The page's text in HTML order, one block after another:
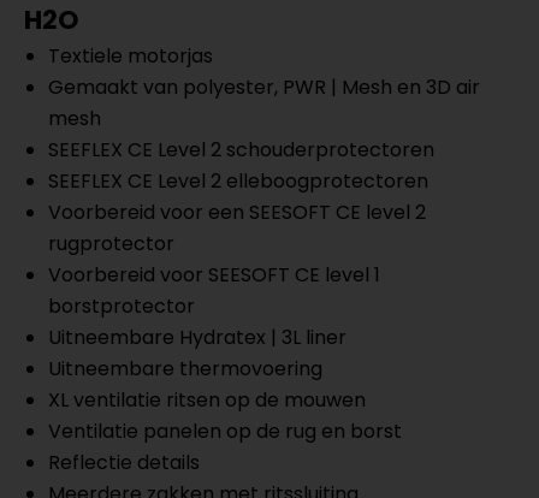
H2O
Textiele motorjas
Gemaakt van polyester, PWR | Mesh en 3D air
mesh
SEEFLEX CE Level 2 schouderprotectoren
SEEFLEX CE Level 2 elleboogprotectoren
Voorbereid voor een SEESOFT CE level 2
rugprotector
Voorbereid voor SEESOFT CE level 1
borstprotector
Uitneembare Hydratex | 3L liner
Uitneembare thermovoering
XL ventilatie ritsen op de mouwen
Ventilatie panelen op de rug en borst
Reflectie details